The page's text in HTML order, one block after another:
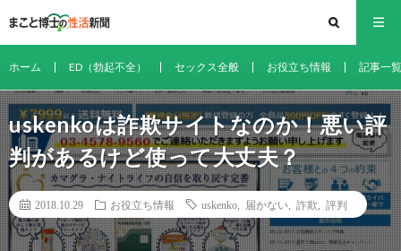
ホーム ED（勃起不全） セックス全般 お役立ち情報 記事一覧
uskenkoは詐欺サイトなのか！悪い評
判があるけど使って大丈夫？
2018.10.29 お役立ち情報 uskenko 届かない 詐欺 評判